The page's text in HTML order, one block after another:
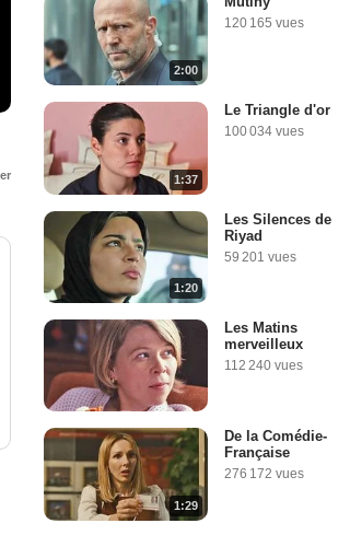
2:00
120 165 vues
1:37
Le Triangle d'or
100 034 vues
1:20
Les Silences de
Riyad
59 201 vues
Les Matins
merveilleux
112 240 vues
1:29
De la Comédie-
Française
276 172 vues